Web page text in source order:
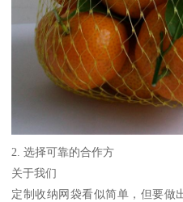
2. 选择可靠的合作方
关于我们
定制收纳网袋看似简单，但要做